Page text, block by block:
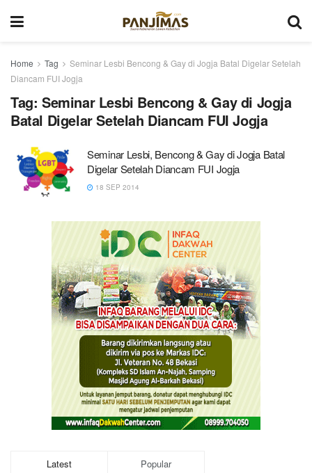
Home Tag
Seminar Lesbi Bencong & Gay di Jogja Batal Digelar Setelah
Diancam FUI Jogja
Tag: Seminar Lesbi Bencong & Gay di Jogja
Batal Digelar Setelah Diancam FUI Jogja
Seminar Lesbi, Bencong & Gay di Jogja Batal
Digelar Setelah Diancam FUI Jogja
18 SEP 2014
Latest Popular